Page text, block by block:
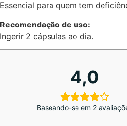
Essencial para quem tem
Recomendação de uso:
Ingerir 2 cápsulas ao dia.
4,0
Baseando-se em 2